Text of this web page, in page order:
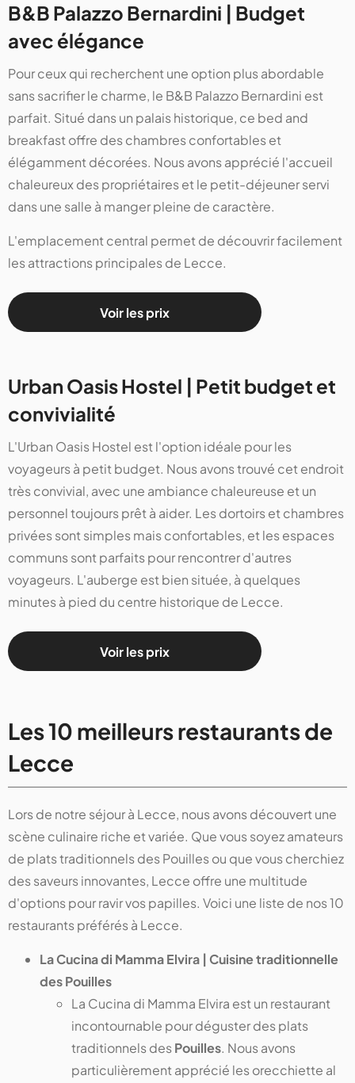
B&B Palazzo Bernardini | Budget
avec élégance
Pour ceux qui recherchent une option plus abordable
sans sacrifier le charme, le B&B Palazzo Bernardini est
parfait. Situé dans un palais historique, ce bed and
breakfast offre des chambres confortables et
élégamment décorées. Nous avons apprécié l'accueil
chaleureux des propriétaires et le petit-déjeuner servi
dans une salle à manger pleine de caractère.
L'emplacement central permet de découvrir facilement
les attractions principales de Lecce.
Voir les prix
Urban Oasis Hostel | Petit budget et
convivialité
L'Urban Oasis Hostel est l'option idéale pour les
voyageurs à petit budget. Nous avons trouvé cet endroit
très convivial, avec une ambiance chaleureuse et un
personnel toujours prêt à aider. Les dortoirs et chambres
privées sont simples mais confortables, et les espaces
communs sont parfaits pour rencontrer d'autres
voyageurs. L'auberge est bien située, à quelques
minutes à pied du centre historique de Lecce.
Voir les prix
Les 10 meilleurs restaurants de
Lecce
Lors de notre séjour à Lecce, nous avons découvert une
scène culinaire riche et variée. Que vous soyez amateurs
de plats traditionnels des Pouilles ou que vous cherchiez
des saveurs innovantes, Lecce offre une multitude
d'options pour ravir vos papilles. Voici une liste de nos 10
restaurants préférés à Lecce.
La Cucina di Mamma Elvira | Cuisine traditionnelle
des Pouilles
La Cucina di Mamma Elvira est un restaurant
incontournable pour déguster des plats
traditionnels desPouilles. Nous avons
particulièrement apprécié les orecchiette al